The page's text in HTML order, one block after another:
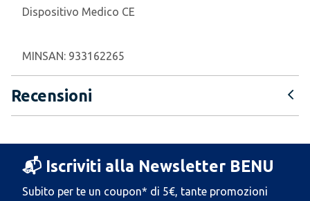
Dispositivo Medico CE
MINSAN: 933162265
Recensioni
📬 Iscriviti alla Newsletter BENU
Subito per te un coupon* di 5€, tante promozioni